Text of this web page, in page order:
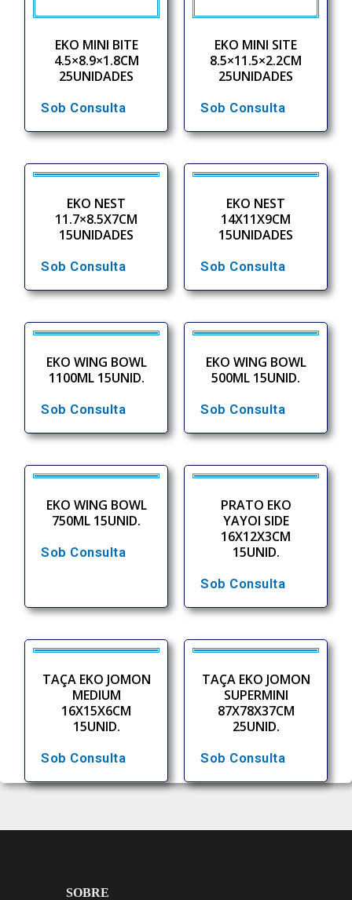
EKO MINI BITE
4.5×8.9×1.8CM
25UNIDADES
Sob Consulta
EKO MINI SITE
8.5×11.5×2.2CM
25UNIDADES
Sob Consulta
EKO NEST
11.7×8.5X7CM
15UNIDADES
Sob Consulta
EKO NEST
14X11X9CM
15UNIDADES
Sob Consulta
EKO WING BOWL
1100ML 15UNID.
Sob Consulta
EKO WING BOWL
500ML 15UNID.
Sob Consulta
EKO WING BOWL
750ML 15UNID.
Sob Consulta
PRATO EKO
YAYOI SIDE
16X12X3CM
15UNID.
Sob Consulta
TAÇA EKO JOMON
MEDIUM
16X15X6CM
15UNID.
Sob Consulta
TAÇA EKO JOMON
SUPERMINI
87X78X37CM
25UNID.
Sob Consulta
SOBRE